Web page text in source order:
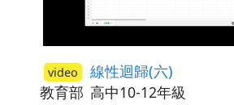
video 線性迴歸(六)
教育部 高中10-12年級